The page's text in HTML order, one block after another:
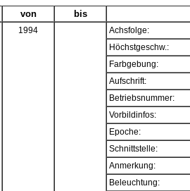
von bis
1994 Achsfolge:
Höchstgeschw.:
Farbgebung:
Aufschrift:
Betriebsnummer:
Vorbildinfos:
Epoche:
Schnittstelle:
Anmerkung:
Beleuchtung: